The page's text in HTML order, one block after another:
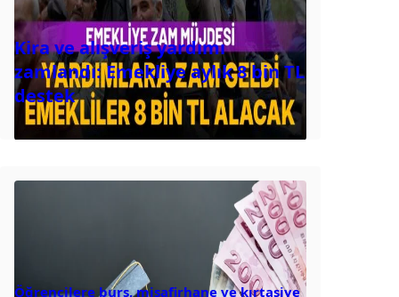
Kira ve alışveriş yardımı
zamlandı: Emekliye aylık 8 bin TL
destek
Öğrencilere burs, misafirhane ve kırtasiye